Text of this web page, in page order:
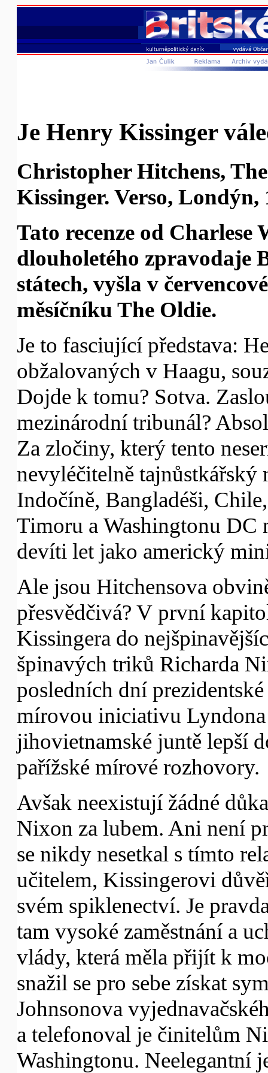
Je Henry Kissinger
Christopher Hitchens,
Kissinger. Verso, Londýn,
Tato recenze od Charlese
dlouholetého zpravodaje
státech, vyšla v
měsíčníku The Oldie.
Je to fasciující představa:
obžalovaných v Haagu,
Dojde k tomu? Sotva.
mezinárodní tribunál?
Za zločiny, který tento
nevyléčitelně tajnůstkářský
Indočíně, Bangladéši,
Timoru a Washingtonu DC
devíti let jako americký
Ale jsou Hitchensova
přesvědčivá? V první
Kissingera do
špinavých triků Richarda
posledních dní
mírovou iniciativu
jihovietnamské juntě lepší
pařížské mírové rozhovory.
Avšak neexistují žádné
Nixon za lubem. Ani není
se nikdy nesetkal s tímto
učitelem, Kissingerovi
svém spiklenectví. Je
tam vysoké zaměstnání a
vlády, která měla přijít k
snažil se pro sebe získat
Johnsonova
a telefonoval je činitelům
Washingtonu. Neelegantní